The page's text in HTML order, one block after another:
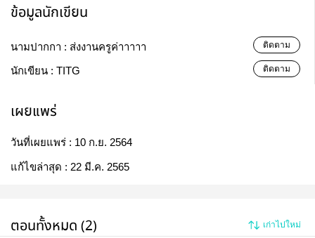
ข้อมูลนักเขียน
นามปากกา : ส่งงานครูค่าาาาา ติดตาม
นักเขียน : TITG ติดตาม
เผยแพร่
วันที่เผยแพร่ : 10 ก.ย. 2564
แก้ไขล่าสุด : 22 มี.ค. 2565
ตอนทั้งหมด (2) เก่าไปใหม่